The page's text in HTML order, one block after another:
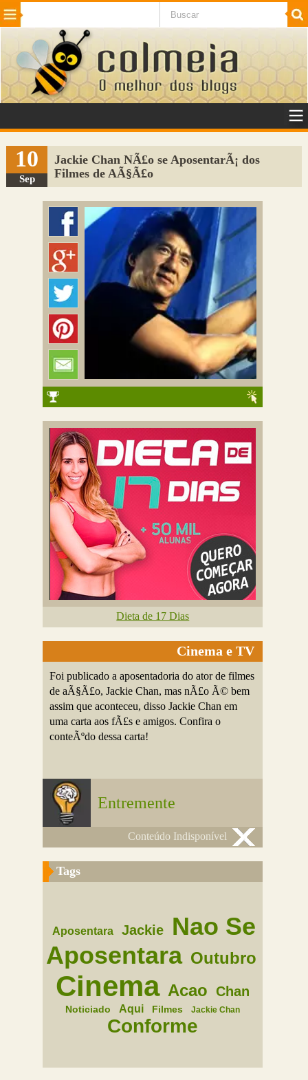
Beleza Cinema e TV
Internet Jogos NotÃ­cias SaÃºde
VeÃ­culos Adulto
Sugerir Link
Adicionar Blog
Colmeia Exchange
Perguntas Frequentes
10
Sep
Jackie Chan NÃ£o se AposentarÃ¡ dos
Filmes de AÃ§Ã£o
Dieta de 17 Dias
Cinema e TV
Foi publicado a aposentadoria do ator de filmes
de aÃ§Ã£o, Jackie Chan, mas nÃ£o Ã© bem
assim que aconteceu, disso Jackie Chan em
uma carta aos fÃ£s e amigos. Confira o
conteÃºdo dessa carta!
Entremente
Conteúdo Indisponível
Tags
Aposentara Jackie
Nao Se
Aposentara Outubro
Cinema Acao Chan
Noticiado Aqui Filmes Jackie Chan
Conforme